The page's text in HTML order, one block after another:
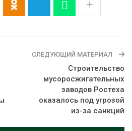
СЛЕДУЮЩИЙ МАТЕРИАЛ
Строительство
мусоросжигательных
заводов Ростеха
оказалось под угрозой
из-за санкций